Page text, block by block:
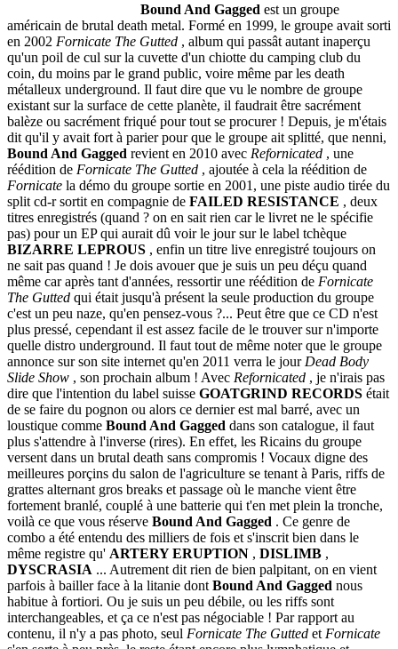
Bound And Gagged est un groupe
américain de brutal death metal. Formé en 1999, le groupe avait sorti
en 2002 Fornicate The Gutted , album qui passât autant inaperçu
qu'un poil de cul sur la cuvette d'un chiotte du camping club du
coin, du moins par le grand public, voire même par les death
métalleux underground. Il faut dire que vu le nombre de groupe
existant sur la surface de cette planète, il faudrait être sacrément
balèze ou sacrément friqué pour tout se procurer ! Depuis, je m'étais
dit qu'il y avait fort à parier pour que le groupe ait splitté, que nenni,
Bound And Gagged revient en 2010 avec Refornicated , une
réédition de Fornicate The Gutted , ajoutée à cela la réédition de
Fornicate la démo du groupe sortie en 2001, une piste audio tirée du
split cd-r sortit en compagnie de FAILED RESISTANCE , deux
titres enregistrés (quand ? on en sait rien car le livret ne le spécifie
pas) pour un EP qui aurait dû voir le jour sur le label tchèque
BIZARRE LEPROUS , enfin un titre live enregistré toujours on
ne sait pas quand ! Je dois avouer que je suis un peu déçu quand
même car après tant d'années, ressortir une réédition de Fornicate
The Gutted qui était jusqu'à présent la seule production du groupe
c'est un peu naze, qu'en pensez-vous ?... Peut être que ce CD n'est
plus pressé, cependant il est assez facile de le trouver sur n'importe
quelle distro underground. Il faut tout de même noter que le groupe
annonce sur son site internet qu'en 2011 verra le jour Dead Body
Slide Show , son prochain album ! Avec Refornicated , je n'irais pas
dire que l'intention du label suisse GOATGRIND RECORDS était
de se faire du pognon ou alors ce dernier est mal barré, avec un
loustique comme Bound And Gagged dans son catalogue, il faut
plus s'attendre à l'inverse (rires). En effet, les Ricains du groupe
versent dans un brutal death sans compromis ! Vocaux digne des
meilleures porçins du salon de l'agriculture se tenant à Paris, riffs de
grattes alternant gros breaks et passage où le manche vient être
fortement branlé, couplé à une batterie qui t'en met plein la tronche,
voilà ce que vous réserve Bound And Gagged . Ce genre de
combo a été entendu des milliers de fois et s'inscrit bien dans le
même registre qu' ARTERY ERUPTION , DISLIMB ,
DYSCRASIA ... Autrement dit rien de bien palpitant, on en vient
parfois à bailler face à la litanie dont Bound And Gagged nous
habitue à fortiori. Ou je suis un peu débile, ou les riffs sont
interchangeables, et ça ce n'est pas négociable ! Par rapport au
contenu, il n'y a pas photo, seul Fornicate The Gutted et Fornicate